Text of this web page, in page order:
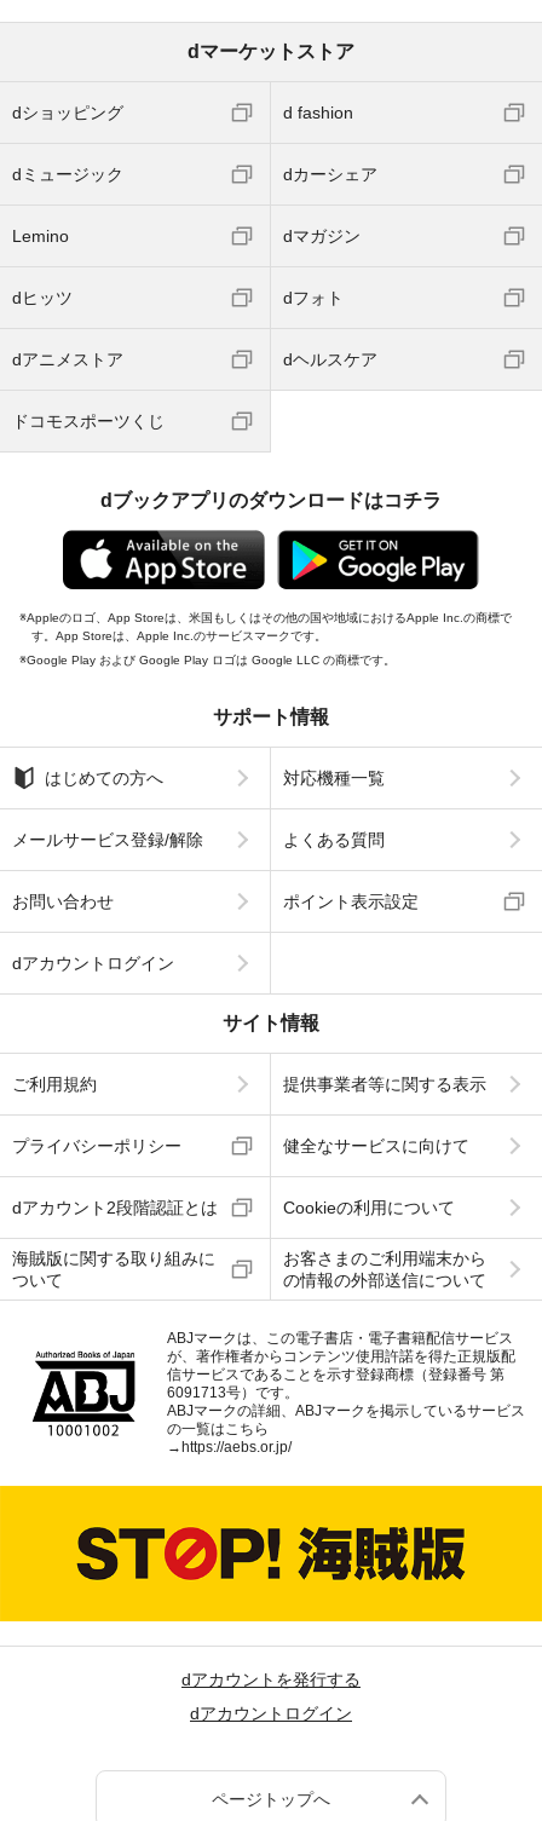
dマーケットストア
dショッピング d fashion
dミュージック dカーシェア
Lemino dマガジン
dヒッツ dフォト
dアニメストア dヘルスケア
ドコモスポーツくじ
dブックアプリのダウンロードはコチラ
Appleのロゴ、App Storeは、米国もしくはその他の国や地域におけるApple Inc.の商標で
す。App Storeは、Apple Inc.のサービスマークです。
Google Play および Google Play ロゴは Google LLC の商標です。
サポート情報
はじめての方へ 対応機種一覧
メールサービス登録/解除 よくある質問
お問い合わせ ポイント表示設定
dアカウントログイン
サイト情報
ご利用規約 提供事業者等に関する表示
プライバシーポリシー 健全なサービスに向けて
dアカウント2段階認証とは Cookieの利用について
海賊版に関する取り組みに
ついて
お客さまのご利用端末から
の情報の外部送信について
ABJマークは、この電子書店・電子書籍配信サービス
が、著作権者からコンテンツ使用許諾を得た正規版配
信サービスであることを示す登録商標（登録番号 第
6091713号）です。
ABJマークの詳細、ABJマークを掲示しているサービス
の一覧はこちら
→ https://aebs.or.jp/
dアカウントを発行する
dアカウントログイン
ページトップへ